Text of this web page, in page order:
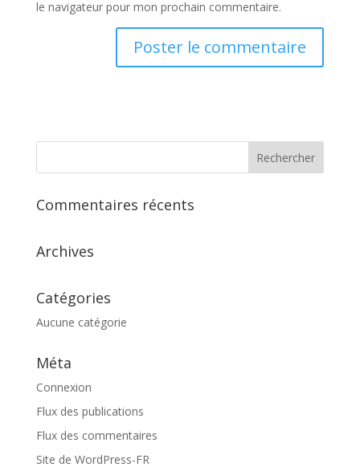
le navigateur pour mon prochain commentaire.
Commentaires récents
Archives
Catégories
Aucune catégorie
Méta
Connexion
Flux des publications
Flux des commentaires
Site de WordPress-FR